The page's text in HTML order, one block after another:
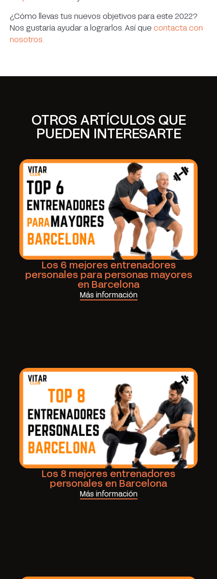
¿Cómo llevas tus nuevos objetivos para este 2022?
Nos gustaría ayudar a lograrlos. Así que contacta con
nosotros.
OTROS ARTÍCULOS QUE
PUEDEN INTERESARTE
Los 6 mejores entrenadores
personales para personas mayores
en Barcelona
Más información
Los 8 mejores entrenadores
personales en Barcelona
Más información